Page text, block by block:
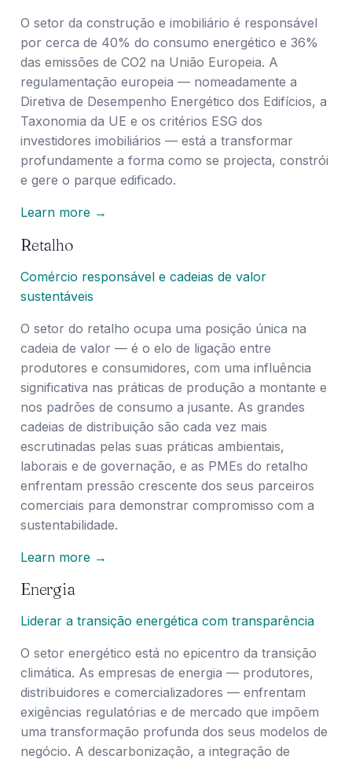
O setor da construção e imobiliário é responsável
por cerca de 40% do consumo energético e 36%
das emissões de CO2 na União Europeia. A
regulamentação europeia — nomeadamente a
Diretiva de Desempenho Energético dos Edifícios, a
Taxonomia da UE e os critérios ESG dos
investidores imobiliários — está a transformar
profundamente a forma como se projecta, constrói
e gere o parque edificado.
Learn more →
Retalho
Comércio responsável e cadeias de valor
sustentáveis
O setor do retalho ocupa uma posição única na
cadeia de valor — é o elo de ligação entre
produtores e consumidores, com uma influência
significativa nas práticas de produção a montante e
nos padrões de consumo a jusante. As grandes
cadeias de distribuição são cada vez mais
escrutinadas pelas suas práticas ambientais,
laborais e de governação, e as PMEs do retalho
enfrentam pressão crescente dos seus parceiros
comerciais para demonstrar compromisso com a
sustentabilidade.
Learn more →
Energia
Liderar a transição energética com transparência
O setor energético está no epicentro da transição
climática. As empresas de energia — produtores,
distribuidores e comercializadores — enfrentam
exigências regulatórias e de mercado que impõem
uma transformação profunda dos seus modelos de
negócio. A descarbonização, a integração de